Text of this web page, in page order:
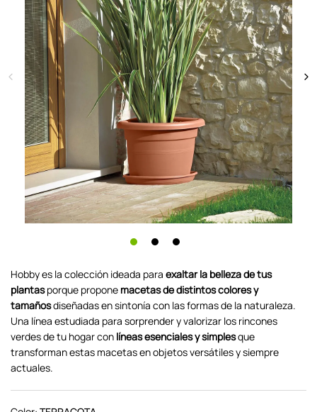
Hobby es la colección ideada para exaltar la belleza de tus
plantasporque propone macetas de distintos colores y
tamañosdiseñadas en sintonía con las formas de la naturaleza.
Una línea estudiada para sorprender y valorizar los rincones
verdes de tu hogar con líneas esenciales y simplesque
transforman estas macetas en objetos versátiles y siempre
actuales.